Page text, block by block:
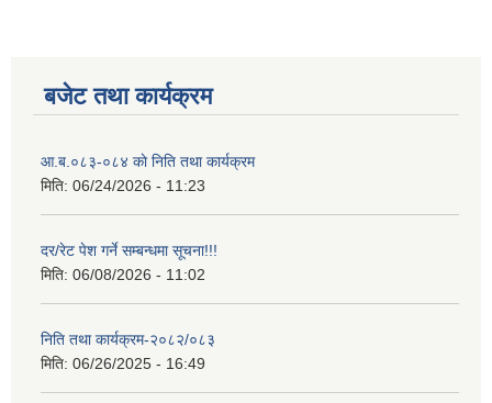
बजेट तथा कार्यक्रम
आ.ब.०८३-०८४ काे निति तथा कार्यक्रम
मिति: 06/24/2026 - 11:23
दर/रेट पेश गर्ने सम्बन्धमा सूचना!!!
मिति: 06/08/2026 - 11:02
निति तथा कार्यक्रम-२०८२/०८३
मिति: 06/26/2025 - 16:49